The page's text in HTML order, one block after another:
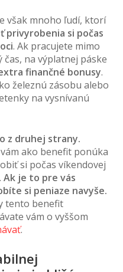
však mnoho ľudí, ktorí
privyrobenia si počas
. Ak pracujete mimo
čas, na výplatnej páske
finančné bonusy.
železnú zásobu alebo
na vysnívanú
z druhej strany.
ako benefit ponúka
si počas víkendovej
Ak je to pre vás
si peniaze navyše.
tento benefit
vám o vyššom
.